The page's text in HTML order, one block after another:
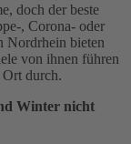
doch der beste
, Corona- oder
Nordrhein bieten
von ihnen führen
durch.
Winter nicht